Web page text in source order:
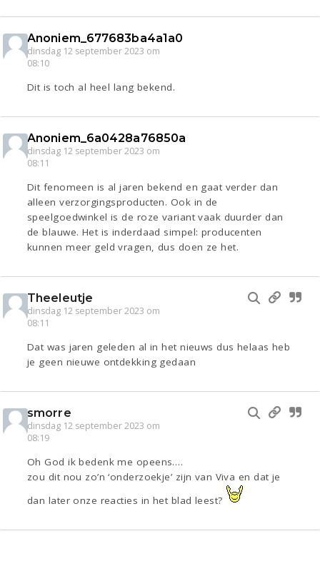
Anoniem_677683ba4a1a0
dinsdag 12 september 2023 om
08:10
Dit is toch al heel lang bekend.
Anoniem_6a0428a76850a
dinsdag 12 september 2023 om
08:11
Dit fenomeen is al jaren bekend en gaat verder dan
alleen verzorgingsproducten. Ook in de
speelgoedwinkel is de roze variant vaak duurder dan
de blauwe. Het is inderdaad simpel: producenten
kunnen meer geld vragen, dus doen ze het.
Theeleutje
dinsdag 12 september 2023 om
08:11
Dat was jaren geleden al in het nieuws dus helaas heb
je geen nieuwe ontdekking gedaan
smorre
dinsdag 12 september 2023 om
08:19
Oh God ik bedenk me opeens….
zou dit nou zo’n ‘onderzoekje’ zijn van Viva en dat je
dan later onze reacties in het blad leest?